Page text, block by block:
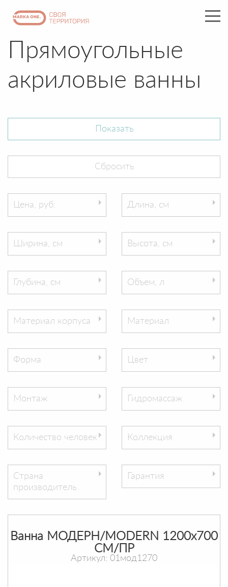
Прямоугольные
акриловые ванны
Цена, руб: Длина, см
Ширина, см Высота, см
Глубина, см Объем, л
Материал корпуса Материал
Форма Цвет
Монтаж Гидромассаж
Количество человек Коллекция
Страна
производитель
Гарантия
Ванна МОДЕРН/MODERN 1200х700
СМ/ПР
Артикул: 01мод1270